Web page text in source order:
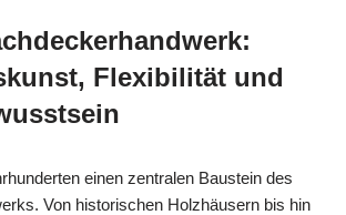
Flexibilität und
einen zentralen Baustein des
Von historischen Holzhäusern bis hin